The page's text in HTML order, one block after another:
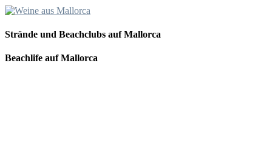
Strände und Beachclubs auf Mallorca
Beachlife auf Mallorca